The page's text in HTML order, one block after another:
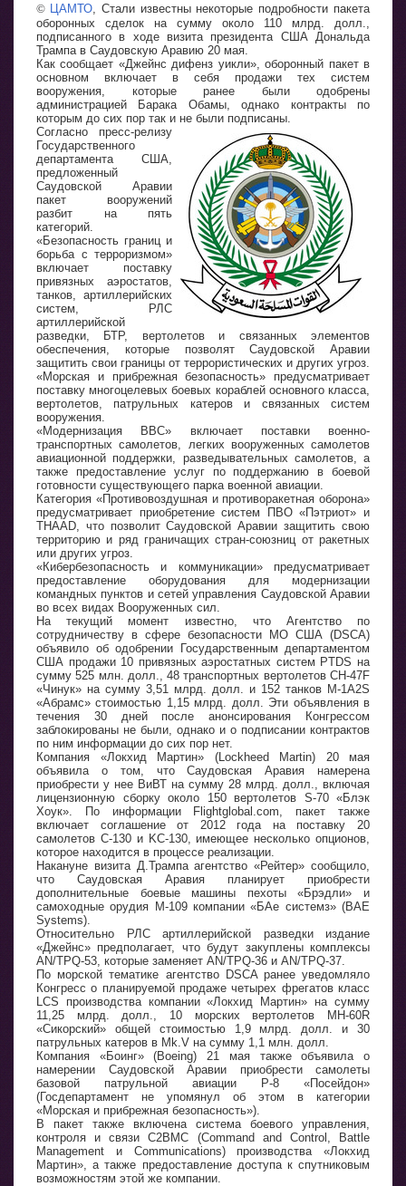
© ЦАМТО, Стали известны некоторые подробности пакета
оборонных сделок на сумму около 110 млрд. долл.,
подписанного в ходе визита президента США Дональда
Трампа в Саудовскую Аравию 20 мая.
Как сообщает «Джейнс дифенз уикли», оборонный пакет в
основном включает в себя продажи тех систем
вооружения, которые ранее были одобрены
администрацией Барака Обамы, однако контракты по
которым до сих пор так и не были подписаны.
Согласно пресс-релизу
Государственного
департамента США,
предложенный
Саудовской Аравии
пакет вооружений
разбит на пять
категорий.
«Безопасность границ и
борьба с терроризмом»
включает поставку
привязных аэростатов,
танков, артиллерийских
систем, РЛС
артиллерийской
разведки, БТР, вертолетов и связанных элементов
обеспечения, которые позволят Саудовской Аравии
защитить свои границы от террористических и других угроз.
«Морская и прибрежная безопасность» предусматривает
поставку многоцелевых боевых кораблей основного класса,
вертолетов, патрульных катеров и связанных систем
вооружения.
«Модернизация ВВС» включает поставки военно-
транспортных самолетов, легких вооруженных самолетов
авиационной поддержки, разведывательных самолетов, а
также предоставление услуг по поддержанию в боевой
готовности существующего парка военной авиации.
Категория «Противовоздушная и противоракетная оборона»
предусматривает приобретение систем ПВО «Пэтриот» и
THAAD, что позволит Саудовской Аравии защитить свою
территорию и ряд граничащих стран-союзниц от ракетных
или других угроз.
«Кибербезопасность и коммуникации» предусматривает
предоставление оборудования для модернизации
командных пунктов и сетей управления Саудовской Аравии
во всех видах Вооруженных сил.
На текущий момент известно, что Агентство по
сотрудничеству в сфере безопасности МО США (DSCA)
объявило об одобрении Государственным департаментом
США продажи 10 привязных аэростатных систем PTDS на
сумму 525 млн. долл., 48 транспортных вертолетов CH-47F
«Чинук» на сумму 3,51 млрд. долл. и 152 танков M-1A2S
«Абрамс» стоимостью 1,15 млрд. долл. Эти объявления в
течения 30 дней после анонсирования Конгрессом
заблокированы не были, однако и о подписании контрактов
по ним информации до сих пор нет.
Компания «Локхид Мартин» (Lockheed Martin) 20 мая
объявила о том, что Саудовская Аравия намерена
приобрести у нее ВиВТ на сумму 28 млрд. долл., включая
лицензионную сборку около 150 вертолетов S-70 «Блэк
Хоук». По информации Flightglobal.com, пакет также
включает соглашение от 2012 года на поставку 20
самолетов C-130 и KC-130, имеющее несколько опционов,
которое находится в процессе реализации.
Накануне визита Д.Трампа агентство «Рейтер» сообщило,
что Саудовская Аравия планирует приобрести
дополнительные боевые машины пехоты «Брэдли» и
самоходные орудия M-109 компании «БАе системз» (BAE
Systems).
Относительно РЛС артиллерийской разведки издание
«Джейнс» предполагает, что будут закуплены комплексы
AN/TPQ-53, которые заменяет AN/TPQ-36 и AN/TPQ-37.
По морской тематике агентство DSCA ранее уведомляло
Конгресс о планируемой продаже четырех фрегатов класс
LCS производства компании «Локхид Мартин» на сумму
11,25 млрд. долл., 10 морских вертолетов MH-60R
«Сикорский» общей стоимостью 1,9 млрд. долл. и 30
патрульных катеров в Mk.V на сумму 1,1 млн. долл.
Компания «Боинг» (Boeing) 21 мая также объявила о
намерении Саудовской Аравии приобрести самолеты
базовой патрульной авиации P-8 «Посейдон»
(Госдепартамент не упомянул об этом в категории
«Морская и прибрежная безопасность»).
В пакет также включена система боевого управления,
контроля и связи C2BMC (Command and Control, Battle
Management и Communications) производства «Локхид
Мартин», а также предоставление доступа к спутниковым
возможностям этой же компании.